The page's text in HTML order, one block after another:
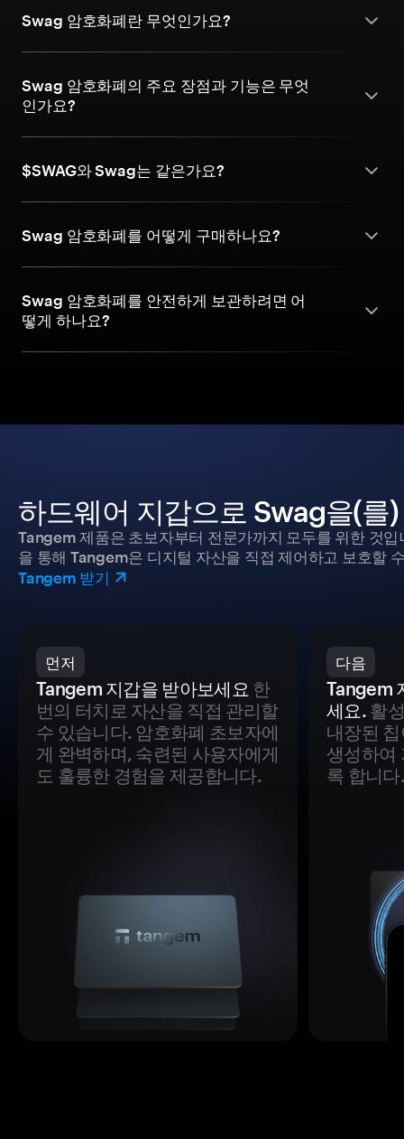
Swag 암호화폐란 무엇인가요?
Swag 암호화폐의 주요 장점과 기능은 무엇
인가요?
$SWAG와 Swag는 같은가요?
Swag 암호화폐를 어떻게 구매하나요?
Swag 암호화폐를 안전하게 보관하려면 어
떻게 하나요?
하드웨어 지갑으로 Swag을(를
Tangem 제품은 초보자부터 전문가까지 모두를 위한 것
을 통해 Tangem은 디지털 자산을 직접 제어하고 보호할
Tangem 받기
먼저
Tangem 지갑을 받아보세요 한
번의 터치로 자산을 직접 관리할
수 있습니다. 암호화폐 초보자에
게 완벽하며, 숙련된 사용자에게
도 훌륭한 경험을 제공합니다.
다음
Tangem
세요.활
내장된
생성하여
록 합니다.